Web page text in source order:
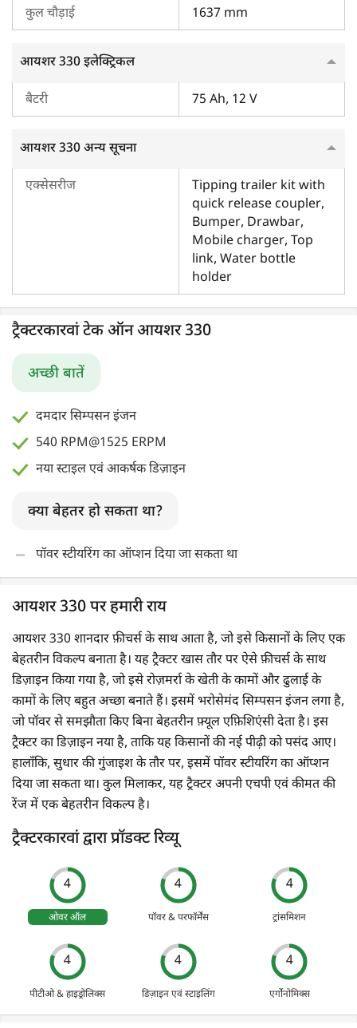
कुल चौड़ाई 1637 mm
आयशर 330 इलेक्ट्रिकल
बैटरी 75 Ah, 12 V
आयशर 330 अन्य सूचना
एक्सेसरीज
Tipping trailer kit with
quick release coupler,
Bumper, Drawbar,
Mobile charger, Top
link, Water bottle
holder
ट्रैक्टरकारवां टेक ऑन आयशर 330
अच्छी बातें
दमदार सिम्पसन इंजन
540 RPM@1525 ERPM
नया स्टाइल एवं आकर्षक डिज़ाइन
क्या बेहतर हो सकता था?
पॉवर स्टीयरिंग का ऑप्शन दिया जा सकता था
आयशर 330 पर हमारी राय
आयशर 330 शानदार फ़ीचर्स के साथ आता है, जो इसे किसानों के लिए एक
बेहतरीन विकल्प बनाता है। यह ट्रैक्टर खास तौर पर ऐसे फ़ीचर्स के साथ
डिज़ाइन किया गया है, जो इसे रोज़मर्रा के खेती के कामों और ढुलाई के
कामों के लिए बहुत अच्छा बनाते हैं। इसमें भरोसेमंद सिम्पसन इंजन लगा है,
जो पॉवर से समझौता किए बिना बेहतरीन फ़्यूल एफ़िशिएंसी देता है। इस
ट्रैक्टर का डिज़ाइन नया है, ताकि यह किसानों की नई पीढ़ी को पसंद आए।
हालाँकि, सुधार की गुंजाइश के तौर पर, इसमें पॉवर स्टीयरिंग का ऑप्शन
दिया जा सकता था। कुल मिलाकर, यह ट्रैक्टर अपनी एचपी एवं कीमत की
रेंज में एक बेहतरीन विकल्प है।
ट्रैक्टरकारवां द्वारा प्रॉडक्ट रिव्यू
4
ओवर ऑल
4
पॉवर & परफॉर्मेंस
4
ट्रांसमिशन
4
पीटीओ & हाइड्रोलिक्स
4
डिज़ाइन एवं स्टाइलिंग
4
एर्गोनोमिक्स